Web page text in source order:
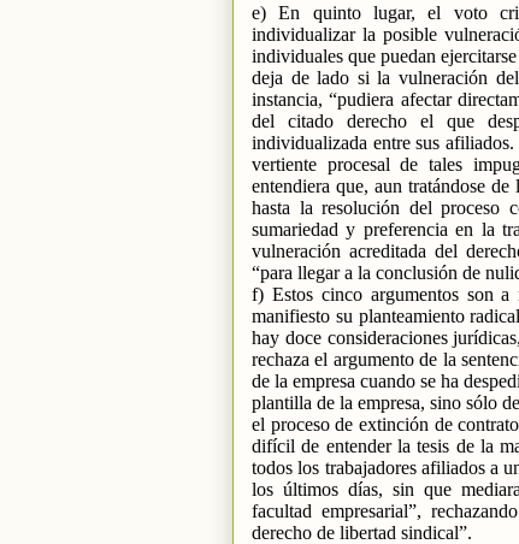
e) En quinto lugar, el voto
individualizar la posible
individuales que puedan
deja de lado si la vulneración
instancia, “pudiera afectar
del citado derecho el que
individualizada entre sus
vertiente procesal de tales
entendiera que, aun tratándose
hasta la resolución del proceso
sumariedad y preferencia en la
vulneración acreditada del
“para llegar a la conclusión de
f) Estos cinco argumentos son
manifiesto su planteamiento
hay doce consideraciones
rechaza el argumento de la
de la empresa cuando se ha
plantilla de la empresa, sino sólo
el proceso de extinción de
difícil de entender la tesis de la
todos los trabajadores afiliados a
los últimos días, sin que
facultad empresarial”,
derecho de libertad sindical”.